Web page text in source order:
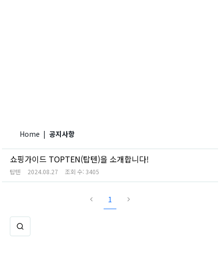
Home | 공지사항
쇼핑가이드 TOPTEN(탑텐)을 소개합니다!
탑텐 2024.08.27 조회 수: 3405
1